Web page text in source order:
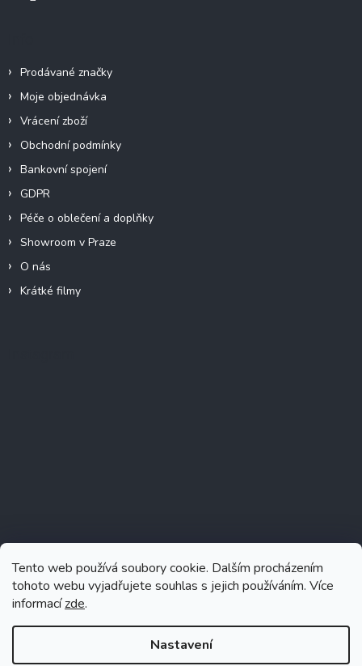
Tento web používá soubory cookie. Dalším procházením
tohoto webu vyjadřujete souhlas s jejich používáním. Více
informacízde.
Nastavení
Prodávané značky
Moje objednávka
Vrácení zboží
Obchodní podmínky
Bankovní spojení
GDPR
Péče o oblečení a doplňky
Showroom v Praze
O nás
Krátké filmy
Sledovat na Instagramu